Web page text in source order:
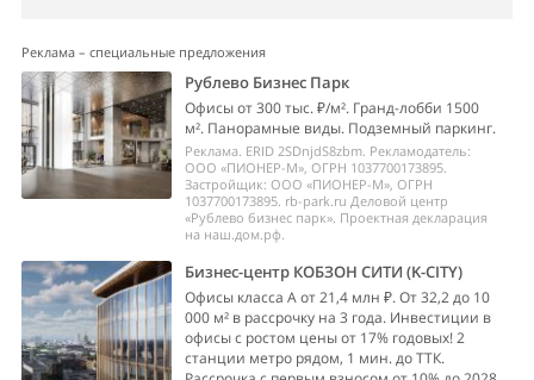
Реклама – специальные предложения
Рублево Бизнес Парк
Офисы от 300 тыс. ₽/м². Гранд-лобби 1500
м². Панорамные виды. Подземный паркинг.
Реклама. ERID 2SDnjdS8zbm. Рекламодатель:
ООО «ПИОНЕР-М», ОГРН 1037700173895.
Застройщик: ООО «ПИОНЕР-М», ОГРН
1037700173895. rb-park.ru Деловой центр
«Рублево бизнес парк». Проектная декларация
на наш.дом.рф.
Бизнес-центр КОБЗОН СИТИ (K-CITY)
Офисы класса А от 21,4 млн ₽. От 32,2 до 10
000 м² в рассрочку на 3 года. Инвестиции в
офисы с ростом цены от 17% годовых! 2
станции метро рядом, 1 мин. до ТТК.